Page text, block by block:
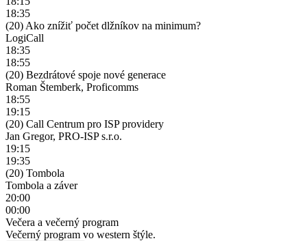
18:35
(20) Ako znížiť počet dlžníkov na minimum?
LogiCall
18:35
18:55
(20) Bezdrátové spoje nové generace
Roman Štemberk, Proficomms
18:55
19:15
(20) Call Centrum pro ISP providery
Jan Gregor, PRO-ISP s.r.o.
19:15
19:35
(20) Tombola
Tombola a záver
20:00
00:00
Večera a večerný program
Večerný program vo western štýle.